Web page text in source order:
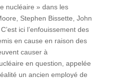
nucléaire » dans les
Stephen Bissette, John
ici l’enfouissement des
en cause en raison des
causer à
en question, appelée
un ancien employé de